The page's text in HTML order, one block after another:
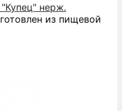
нерж.
из пищевой